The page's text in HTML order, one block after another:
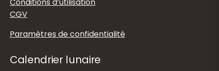
Conditions d’utilisation
CGV
Paramètres de confidentialité
Calendrier lunaire